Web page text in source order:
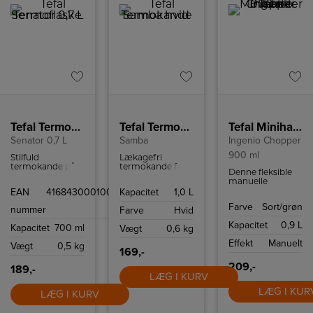
Tefal Termoflaske
Senator 0,7 L
Stilfuld
termokande på
væsketæt
med praktisk
EAN
nummer
4168430001007
Kapacitet 700 ml
Vægt
0,5 kg
189,-
LÆG I KURV
Tefal Termokande hvid
Samba
Lækagefri
termokande fra
på låget. Kan
liter.
Kapacitet
1,0 L
Farve
Hvid
Vægt
0,6 kg
169,-
LÆG I KURV
Tefal Minihakker
Ingenio Chopper
900 ml
Denne fleksible
manuelle
og rengøre. Du
håndtaget et par
hakker
kød på bare fem
sekunder.
Farve
Sort/grøn
Kapacitet
0,9 L
Effekt
Manuelt
209,-
LÆG I